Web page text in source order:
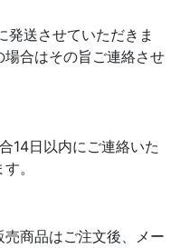
送させていただきま
合はその旨ご連絡させ
14日以内にご連絡いた
。
商品はご注文後、メー